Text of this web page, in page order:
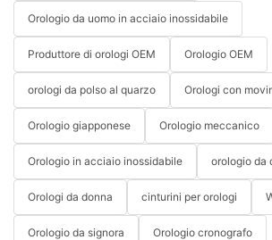
Orologio da uomo in acciaio inossidabile
Produttore di orologi OEM Orologio OEM
orologi da polso al quarzo Orologi con
Orologio giapponese Orologio meccanico
Orologio in acciaio inossidabile orologio da
Orologi da donna cinturini per orologi
Orologio da signora Orologio cronografo